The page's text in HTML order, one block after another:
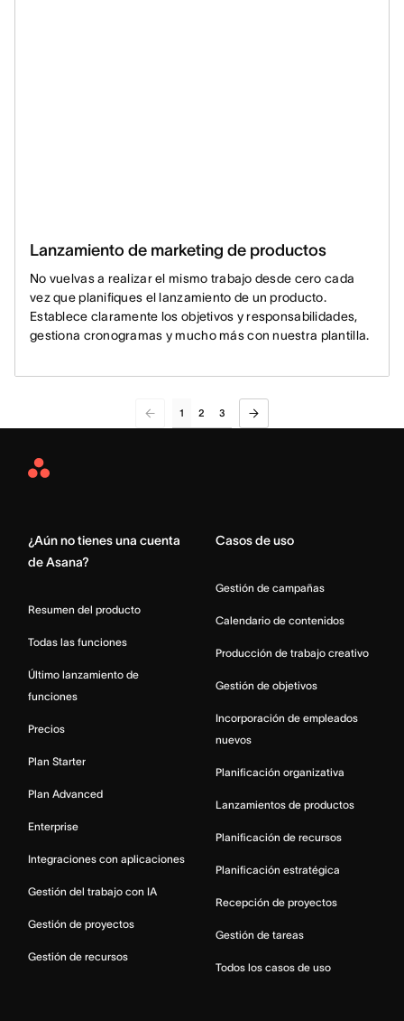
Lanzamiento de marketing de productos
No vuelvas a realizar el mismo trabajo desde cero cada
vez que planifiques el lanzamiento de un producto.
Establece claramente los objetivos y responsabilidades,
gestiona cronogramas y mucho más con nuestra plantilla.
1 2 3
Asana
¿Aún no tienes una cuenta
de Asana?
Resumen del producto
Todas las funciones
Último lanzamiento de
funciones
Precios
Plan Starter
Plan Advanced
Enterprise
Integraciones con aplicaciones
Gestión del trabajo con IA
Gestión de proyectos
Gestión de recursos
Casos de uso
Gestión de campañas
Calendario de contenidos
Producción de trabajo creativo
Gestión de objetivos
Incorporación de empleados
nuevos
Planificación organizativa
Lanzamientos de productos
Planificación de recursos
Planificación estratégica
Recepción de proyectos
Gestión de tareas
Todos los casos de uso